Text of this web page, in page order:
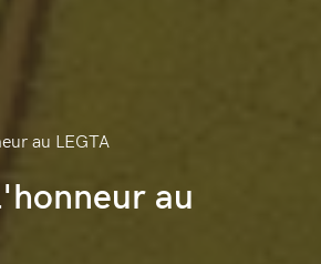
au
au LEGTA